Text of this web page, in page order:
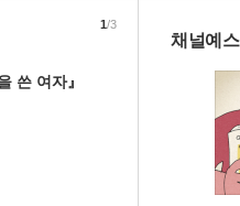
쓴 여자』
1/3
채널예스